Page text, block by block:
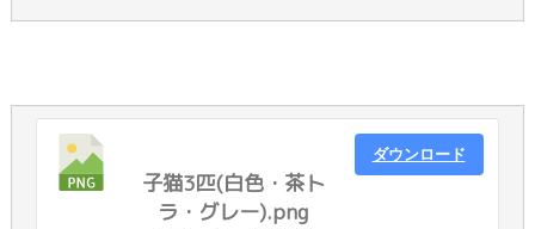
子猫3匹(白色・茶ト
ラ・グレー).png
ダウンロード